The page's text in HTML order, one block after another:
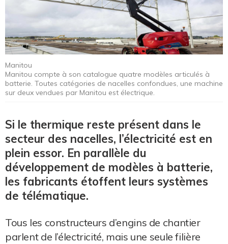
Manitou
Manitou compte à son catalogue quatre modèles articulés à
batterie. Toutes catégories de nacelles confondues, une machine
sur deux vendues par Manitou est électrique.
Si le thermique reste présent dans le
secteur des nacelles, l’électricité est en
plein essor. En parallèle du
développement de modèles à batterie,
les fabricants étoffent leurs systèmes
de télématique.
Tous les constructeurs d’engins de chantier
parlent de l’électricité, mais une seule filière